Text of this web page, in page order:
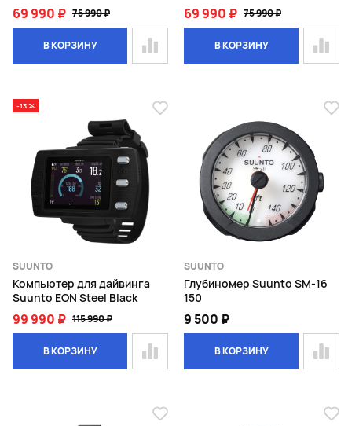
69 990 ₽ 75 990 ₽
В КОРЗИНУ
69 990 ₽ 75 990 ₽
В КОРЗИНУ
-13 %
SUUNTO
Компьютер для дайвинга
Suunto EON Steel Black
99 990 ₽ 115 990 ₽
В КОРЗИНУ
SUUNTO
Глубиномер Suunto SM-16
150
9 500 ₽
В КОРЗИНУ